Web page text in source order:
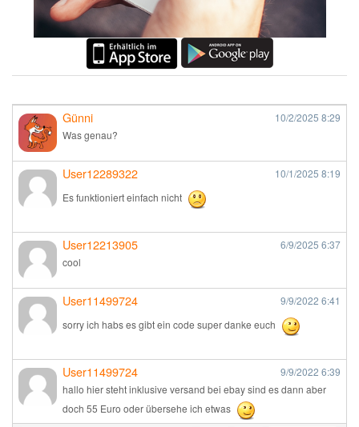
Günni 10/2/2025 8:29
Was genau?
User12289322 10/1/2025 8:19
Es funktioniert einfach nicht
User12213905 6/9/2025 6:37
cool
User11499724 9/9/2022 6:41
sorry ich habs es gibt ein code super danke euch
User11499724 9/9/2022 6:39
hallo hier steht inklusive versand bei ebay sind es dann aber
doch 55 Euro oder übersehe ich etwas